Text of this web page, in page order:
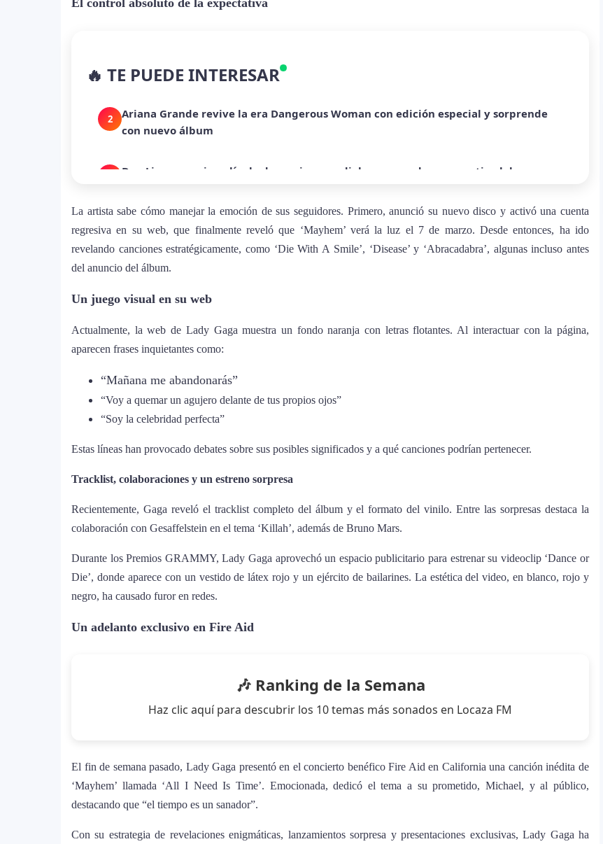
El control absoluto de la expectativa
🔥 TE PUEDE INTERESAR
despecho en un himno para Puerto Rico
2
Ariana Grande revive la era Dangerous Woman con edición especial y sorprende
con nuevo álbum
Dua Lipa anuncia película de su gira mundial y sorprende con emotiva labor
4
Michael Jackson y la canción perdida sobre Palestina que vuelve a generar debate
en redes
que marca el cierre de su era musical
6
J Balvin y Ryan Castro lanzan “Omerta”: el álbum urbano más esperado con DJ
7
¿Cristian Castro terminó con Victoria Kühne? El cantante aclara su situación
amorosa y confiesa que “no le gusta estar solo”
Bad Bunny causa revuelo en México antes de iniciar su gira “DeBÍ TiRAR MáS FOToS
World Tour”
Maluma se corona como el mejor vestido en Premios Juventud 2025 con un
homenaje a la moda colombiana
10 Carín León y Ricky Martin unen fuerzas en una nueva versión de A Medio Vivir
11 Justin Bieber rompe récord en Coachella 2026: el artista mejor pagado de la
Farándula ::. Isadora, hija de Chayanne, logra su primera nominación a los Latin
Grammy 2025
La artista sabe cómo manejar la emoción de sus seguidores. Primero, anunció su nuevo disco y activó una cuenta
regresiva en su web, que finalmente reveló que ‘Mayhem’ verá la luz el 7 de marzo. Desde entonces, ha ido
revelando canciones estratégicamente, como ‘Die With A Smile’, ‘Disease’ y ‘Abracadabra’, algunas incluso antes
del anuncio del álbum.
Un juego visual en su web
Actualmente, la web de Lady Gaga muestra un fondo naranja con letras flotantes. Al interactuar con la página,
aparecen frases inquietantes como:
“Mañana me abandonarás”
“Voy a quemar un agujero delante de tus propios ojos”
“Soy la celebridad perfecta”
Estas líneas han provocado debates sobre sus posibles significados y a qué canciones podrían pertenecer.
Tracklist, colaboraciones y un estreno sorpresa
Recientemente, Gaga reveló el tracklist completo del álbum y el formato del vinilo. Entre las sorpresas destaca la
colaboración con Gesaffelstein en el tema ‘Killah’, además de Bruno Mars.
Durante los Premios GRAMMY, Lady Gaga aprovechó un espacio publicitario para estrenar su videoclip ‘Dance or
Die’, donde aparece con un vestido de látex rojo y un ejército de bailarines. La estética del video, en blanco, rojo y
negro, ha causado furor en redes.
Un adelanto exclusivo en Fire Aid
🎶 Ranking de la Semana
Haz clic aquí para descubrir los 10 temas más sonados en Locaza FM
El fin de semana pasado, Lady Gaga presentó en el concierto benéfico Fire Aid en California una canción inédita de
‘Mayhem’ llamada ‘All I Need Is Time’. Emocionada, dedicó el tema a su prometido, Michael, y al público,
destacando que “el tiempo es un sanador”.
Con su estrategia de revelaciones enigmáticas, lanzamientos sorpresa y presentaciones exclusivas, Lady Gaga ha